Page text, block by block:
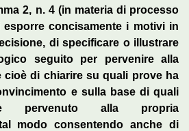
2, n. 4 (in materia di processo
concisamente i motivi in
di specificare o illustrare
seguito per pervenire alla
cioè di chiarire su quali prove ha
e sulla base di quali
è pervenuto alla propria
modo consentendo anche di